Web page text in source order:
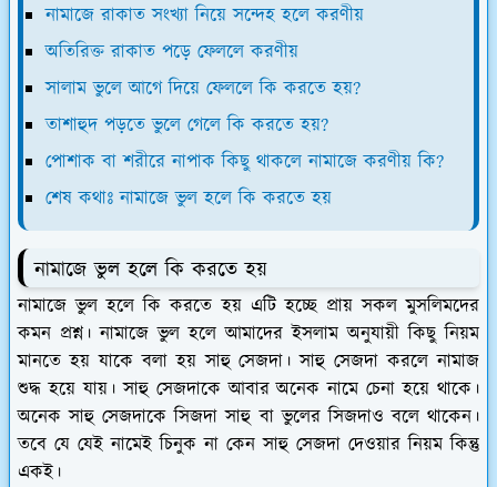
নামাজে রাকাত সংখ্যা নিয়ে সন্দেহ হলে করণীয়
অতিরিক্ত রাকাত পড়ে ফেললে করণীয়
সালাম ভুলে আগে দিয়ে ফেললে কি করতে হয়?
তাশাহুদ পড়তে ভুলে গেলে কি করতে হয়?
পোশাক বা শরীরে নাপাক কিছু থাকলে নামাজে করণীয় কি?
শেষ কথাঃ নামাজে ভুল হলে কি করতে হয়
নামাজে ভুল হলে কি করতে হয়
নামাজে ভুল হলে কি করতে হয় এটি হচ্ছে প্রায় সকল মুসলিমদের
কমন প্রশ্ন। নামাজে ভুল হলে আমাদের ইসলাম অনুযায়ী কিছু নিয়ম
মানতে হয় যাকে বলা হয় সাহু সেজদা। সাহু সেজদা করলে নামাজ
শুদ্ধ হয়ে যায়। সাহু সেজদাকে আবার অনেক নামে চেনা হয়ে থাকে।
অনেক সাহু সেজদাকে সিজদা সাহু বা ভুলের সিজদাও বলে থাকেন।
তবে যে যেই নামেই চিনুক না কেন সাহু সেজদা দেওয়ার নিয়ম কিন্তু
একই।